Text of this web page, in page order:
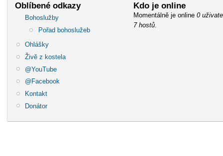
Oblíbené odkazy
Bohoslužby
Pořad bohoslužeb
Ohlášky
Živě z kostela
@YouTube
@Facebook
Kontakt
Donátor
Kdo je online
Momentálně je online 0
7 hostů.